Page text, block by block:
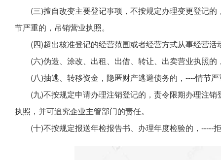
(三)擅自改变主要登记事项，不按规定办理变更登记
节严重的，吊销营业执照。
(四)超出核准登记的经营范围或者经营方式从事经营
(六)伪造、涂改、出租、出借、转让、出卖营业执照
(八)抽逃、转移资金，隐匿财产逃避债务的，----情节
(九)不按规定申请办理注销登记的，责令限期办理注
执照，并可追究企业主管部门的责任。
(十)不按规定报送年检报告书、办理年度检验的，-----